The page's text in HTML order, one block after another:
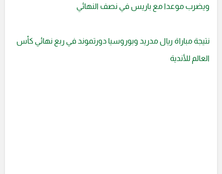
ويضرب موعدا مع باريس في نصف النهائي
نتيجة مباراة ريال مدريد وبوروسيا دورتموند في ربع نهائي كأس
العالم للأندية